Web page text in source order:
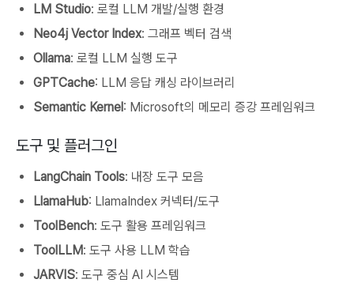
LM Studio: 로컬 LLM 개발/실행 환경
Neo4j Vector Index: 그래프 벡터 검색
Ollama: 로컬 LLM 실행 도구
GPTCache: LLM 응답 캐싱 라이브러리
Semantic Kernel: Microsoft의 메모리 증강 프레임워크
도구 및 플러그인
LangChain Tools: 내장 도구 모음
LlamaHub: LlamaIndex 커넥터/도구
ToolBench: 도구 활용 프레임워크
ToolLLM: 도구 사용 LLM 학습
JARVIS: 도구 중심 AI 시스템